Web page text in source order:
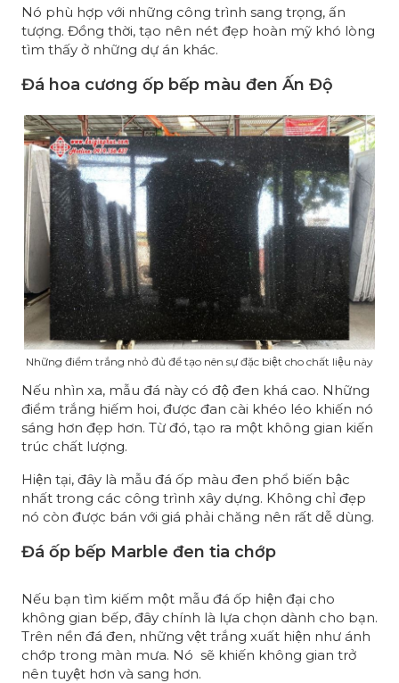
Nó phù hợp với những công trình sang trọng, ấn
tượng. Đồng thời, tạo nên nét đẹp hoàn mỹ khó lòng
tìm thấy ở những dự án khác.
Đá hoa cương ốp bếp màu đen Ấn Độ
Những điểm trắng nhỏ đủ để tạo nên sự đặc biệt cho chất liệu này
Nếu nhìn xa, mẫu đá này có độ đen khá cao. Những
điểm trắng hiếm hoi, được đan cài khéo léo khiến nó
sáng hơn đẹp hơn. Từ đó, tạo ra một không gian kiến
trúc chất lượng.
Hiện tại, đây là mẫu đá ốp màu đen phổ biến bậc
nhất trong các công trình xây dựng. Không chỉ đẹp
nó còn được bán với giá phải chăng nên rất dễ dùng.
Đá ốp bếp Marble đen tia chớp
Nếu bạn tìm kiếm một mẫu đá ốp hiện đại cho
không gian bếp, đây chính là lựa chọn dành cho bạn.
Trên nền đá đen, những vệt trắng xuất hiện như ánh
chớp trong màn mưa. Nó sẽ khiến không gian trở
nên tuyệt hơn và sang hơn.